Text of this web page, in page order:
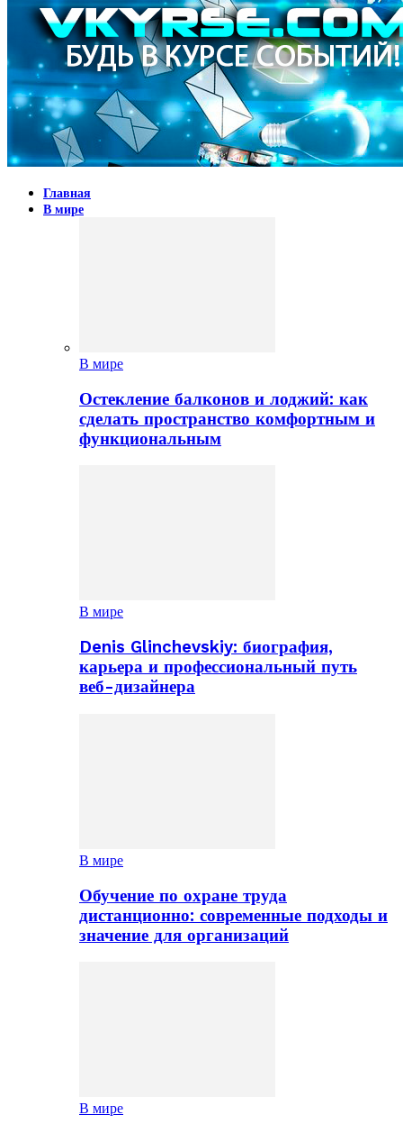
Главная
В мире
В мире
Остекление балконов и лоджий: как
сделать пространство комфортным и
функциональным
В мире
Denis Glinchevskiy: биография,
карьера и профессиональный путь
веб-дизайнера
В мире
Обучение по охране труда
дистанционно: современные подходы и
значение для организаций
В мире